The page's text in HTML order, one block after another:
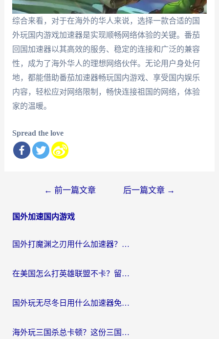
综合来看，对于在海外的华人来说，选择一款合适的国
外玩国内游戏加速器是实现顺畅网络体验的关键。番茄
回国加速器以其高效的服务、稳定的连接和广泛的兼容
性，成为了海外华人的理想网络伙伴。无论用户身处何
地，都能借助番茄加速器畅玩国内游戏、享受国内娱乐
内容，轻松应对网络限制，畅快连接祖国的网络，体验
家的温暖。
Spread the love
导
← 前一篇文章 后一篇文章 →
国外加速国内游戏
国外打魔渊之刃用什么加速器？2026海外玩家国服游戏加速全攻略（附闪耀暖暖&复苏的魔女避坑指南）
在美国怎么打英雄联盟不卡？留学生亲测的国服游戏加速全攻略
国外玩无尽冬日用什么加速器免费？海外党国服游戏加速避坑指南
海外玩三国杀总卡顿？这份三国杀游戏加速器指南帮你告别延迟烦恼